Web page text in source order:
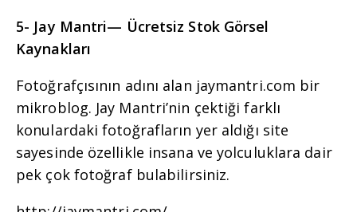
5- Jay Mantri— Ücretsiz Stok Görsel
Kaynakları
Fotoğrafçısının adını alan jaymantri.com bir
mikroblog. Jay Mantri’nin çektiği farklı
konulardaki fotoğrafların yer aldığı site
sayesinde özellikle insana ve yolculuklara dair
pek çok fotoğraf bulabilirsiniz.